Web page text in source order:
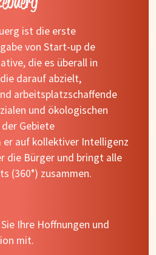
ist die erste
von Start-up de
die es überall in
darauf abzielt,
arbeitsplatzschaffende
und ökologischen
Gebiete
er auf kollektiver Intelligenz
die Bürger und bringt alle
(360°) zusammen.
Ihre Hoffnungen und
mit.